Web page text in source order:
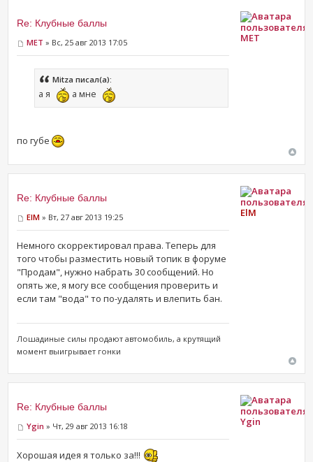
Re: Клубные баллы
MET » Вс, 25 авг 2013 17:05
Mitza писал(а):
а я а мне
по губе
MET
Re: Клубные баллы
ElM » Вт, 27 авг 2013 19:25
Немного скорректировал права. Теперь для
того чтобы разместить новый топик в форуме
"Продам", нужно набрать 30 сообщений. Но
опять же, я могу все сообщения проверить и
если там "вода" то по-удалять и влепить бан.
Лошадиные силы продают ​автомобиль, а крутящий
момент выигрывает гонки
ElM
Re: Клубные баллы
Ygin » Чт, 29 авг 2013 16:18
Хорошая идея я только за!!!
Ygin